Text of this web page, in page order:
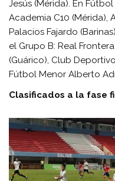
Jesús (Mérida). En
Academia C10 (Mérida),
Palacios Fajardo
el Grupo B: Real
(Guárico), Club
Fútbol Menor Alberto
Clasificados a la fase